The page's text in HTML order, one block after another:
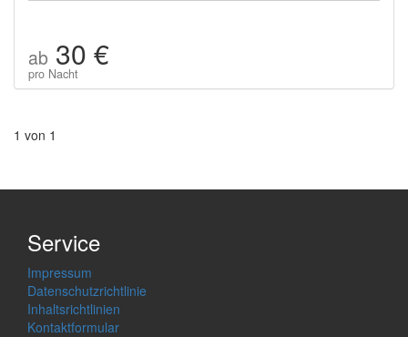
ab 30 €
pro Nacht
1 von 1
Service
Impressum
Datenschutzrichtlinie
Inhaltsrichtlinien
Kontaktformular